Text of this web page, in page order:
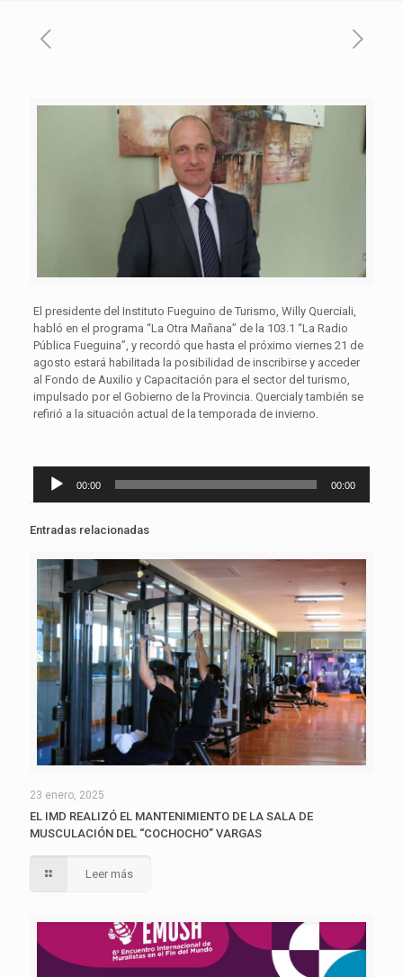
El presidente del Instituto Fueguino de Turismo, Willy Querciali,
habló en el programa “La Otra Mañana” de la 103.1 “La Radio
Pública Fueguina”, y recordó que hasta el próximo viernes 21 de
agosto estará habilitada la posibilidad de inscribirse y acceder
al Fondo de Auxilio y Capacitación para el sector del turismo,
impulsado por el Gobierno de la Provincia. Quercialy también se
refirió a la situación actual de la temporada de invierno.
Reproductor
00:00 00:00
Entradas relacionadas
23 enero, 2025
EL IMD REALIZÓ EL MANTENIMIENTO DE LA SALA DE
MUSCULACIÓN DEL “COCHOCHO” VARGAS
Leer más